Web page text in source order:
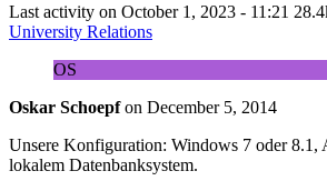
Last activity on October 1, 2023 - 11:21
University Relations
OS
Oskar Schoepf on December 5, 2014
Unsere Konfiguration: Windows 7 oder 8.1,
lokalem Datenbanksystem.